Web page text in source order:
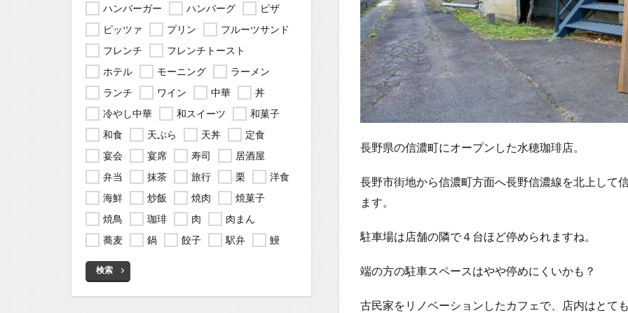
長野県の信濃町にオープンした水穂珈琲店。
長野市街地から信濃町方面へ長野信濃線を北上して
ます。
駐車場は店舗の隣で４台ほど停められますね。
端の方の駐車スペースはやや停めにくいかも？
古民家をリノベーションしたカフェで、店内はとて
ハンバーガー
ハンバーグ
ピザ
ピッツァ
プリン
フルーツサンド
フレンチ
フレンチトースト
ホテル
モーニング
ラーメン
ランチ
ワイン 中華
丼
冷やし中華
和スイーツ
和菓子
和食
天ぷら 天丼
定食
宴会
宴席 寿司
居酒屋
弁当
抹茶 旅行 栗
洋食
海鮮
炒飯 焼肉
焼菓子
焼鳥
珈琲 肉
肉まん
蕎麦
鍋 餃子 駅弁 鰻
検索